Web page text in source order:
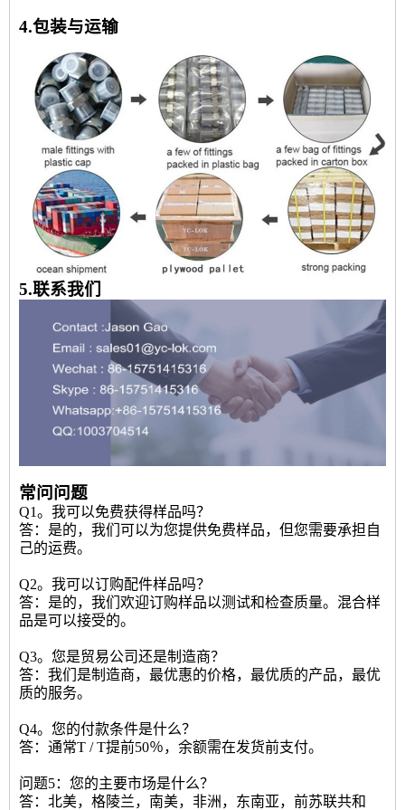
4.包装与运输
5.联系我们
常问问题
Q1。我可以免费获得样品吗？
答：是的，我们可以为您提供免费样品，但您需要承担自
己的运费。
Q2。我可以订购配件样品吗？
答：是的，我们欢迎订购样品以测试和检查质量。混合样
品是可以接受的。
Q3。您是贸易公司还是制造商？
答：我们是制造商，最优惠的价格，最优质的产品，最优
质的服务。
Q4。您的付款条件是什么？
答：通常T / T提前50％，余额需在发货前支付。
问题5：您的主要市场是什么？
答：北美，格陵兰，南美，非洲，东南亚，前苏联共和